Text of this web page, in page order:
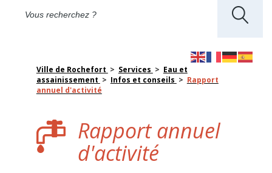
Ville de Rochefort > Services > Eau et
assainissement > Infos et conseils > Rapport
annuel d'activité
Rapport annuel
d'activité